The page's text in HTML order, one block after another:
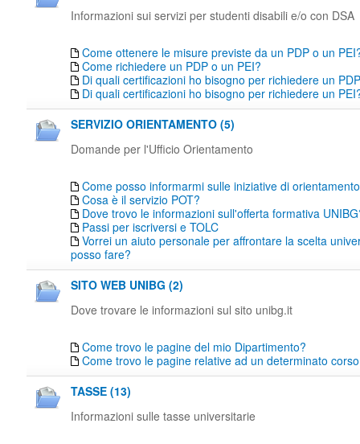
Informazioni sui servizi per studenti disabili e/o con DSA
Come ottenere le misure previste da un PDP o un
Come richiedere un PDP o un PEI?
Di quali certificazioni ho bisogno per richiedere un
Di quali certificazioni ho bisogno per richiedere un
SERVIZIO ORIENTAMENTO (5)
Domande per l'Ufficio Orientamento
Come posso informarmi sulle iniziative di
Cosa è il servizio POT?
Dove trovo le informazioni sull'offerta formativa
Passi per iscriversi e TOLC
Vorrei un aiuto personale per affrontare la scelta
posso fare?
SITO WEB UNIBG (2)
Dove trovare le informazioni sul sito unibg.it
Come trovo le pagine del mio Dipartimento?
Come trovo le pagine relative ad un determinato
TASSE (13)
Informazioni sulle tasse universitarie